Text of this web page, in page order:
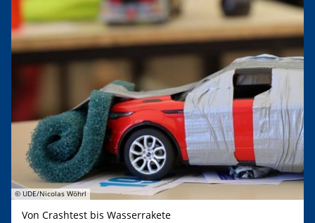
© UDE/Nicolas Wöhrl
Von Crashtest bis Wasserrakete